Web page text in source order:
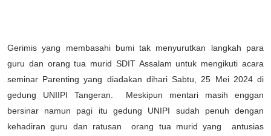
Gerimis yang membasahi bumi tak menyurutkan langkah para
guru dan orang tua murid SDIT Assalam untuk mengikuti acara
seminar Parenting yang diadakan dihari Sabtu, 25 Mei 2024 di
gedung UNIIPI Tangeran. Meskipun mentari masih enggan
bersinar namun pagi itu gedung UNIPI sudah penuh dengan
kehadiran guru dan ratusan orang tua murid yang antusias